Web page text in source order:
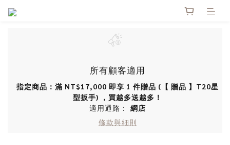
所有顧客適用
指定商品：滿 NT$17,000 即享 1 件贈品 (【 贈品 】T20星
型扳手) ，買越多送越多！
適用通路： 網店
條款與細則